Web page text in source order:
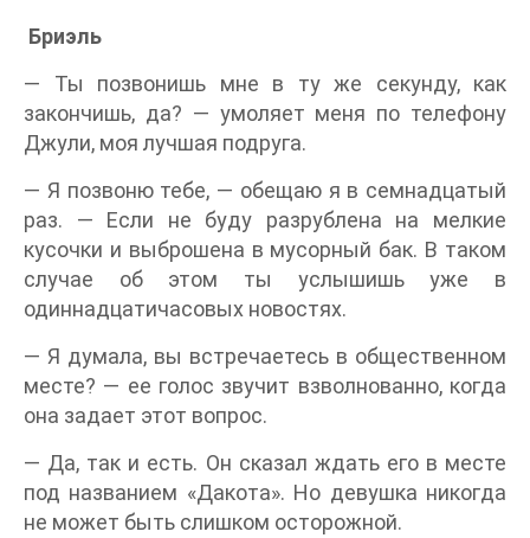
Бриэль
— Ты позвонишь мне в ту же секунду, как
закончишь, да? — умоляет меня по телефону
Джули, моя лучшая подруга.
— Я позвоню тебе, — обещаю я в семнадцатый
раз. — Если не буду разрублена на мелкие
кусочки и выброшена в мусорный бак. В таком
случае об этом ты услышишь уже в
одиннадцатичасовых новостях.
— Я думала, вы встречаетесь в общественном
месте? — ее голос звучит взволнованно, когда
она задает этот вопрос.
— Да, так и есть. Он сказал ждать его в месте
под названием «Дакота». Но девушка никогда
не может быть слишком осторожной.